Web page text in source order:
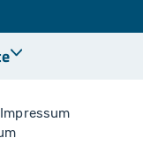
Impressum